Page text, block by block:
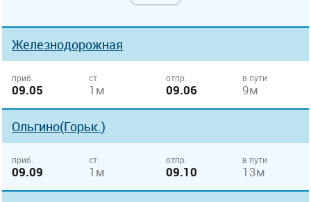
Железнодорожная
приб.
09.05
ст.
1м
отпр.
09.06
в пути
9м
Ольгино(Горьк.)
приб.
09.09
ст.
1м
отпр.
09.10
в пути
13м